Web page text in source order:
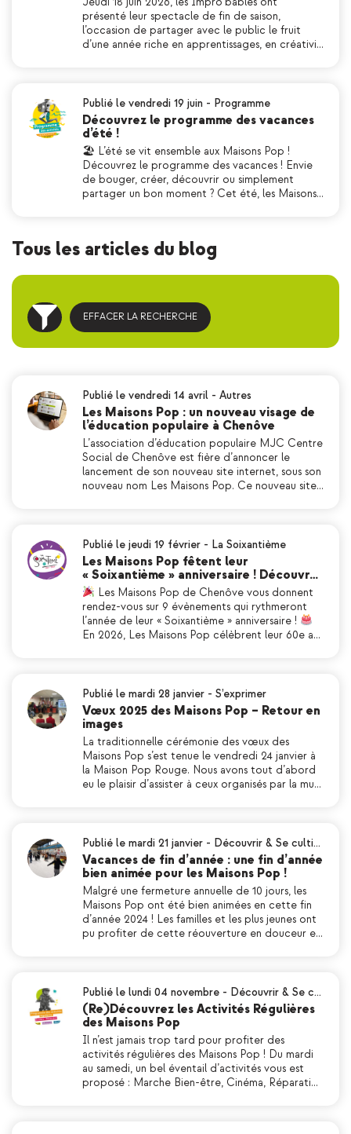
présenté leur spectacle de fin de saison,
l’occasion de partager avec le public le fruit
d’une année riche en apprentissages, en créativi…
Publié le vendredi 19 juin - Programme
Découvrez le programme des vacances
d’été !
🏖 L’été se vit ensemble aux Maisons Pop !
Découvrez le programme des vacances ! Envie
de bouger, créer, découvrir ou simplement
partager un bon moment ? Cet été, les Maisons…
Tous les articles du blog
EFFACER LA RECHERCHE
Publié le vendredi 14 avril - Autres
Les Maisons Pop : un nouveau visage de
l’éducation populaire à Chenôve
L’association d’éducation populaire MJC Centre
Social de Chenôve est fière d’annoncer le
lancement de son nouveau site internet, sous son
nouveau nom Les Maisons Pop. Ce nouveau site…
Publié le jeudi 19 février - La Soixantième
Les Maisons Pop fêtent leur
« Soixantième » anniversaire ! Découvr…
Les Maisons Pop de Chenôve vous donnent
rendez-vous sur 9 évènements qui rythmeront
l’année de leur « Soixantième » anniversaire !
En 2026, Les Maisons Pop célèbrent leur 60e a…
Publié le mardi 28 janvier - S’exprimer
Vœux 2025 des Maisons Pop – Retour en
images
La traditionnelle cérémonie des vœux des
Maisons Pop s’est tenue le vendredi 24 janvier à
la Maison Pop Rouge. Nous avons tout d’abord
eu le plaisir d’assister à ceux organisés par la mu…
Publié le mardi 21 janvier - Découvrir & Se culti…
Vacances de fin d’année : une fin d’année
bien animée pour les Maisons Pop !
Malgré une fermeture annuelle de 10 jours, les
Maisons Pop ont été bien animées en cette fin
d’année 2024 ! Les familles et les plus jeunes ont
pu profiter de cette réouverture en douceur e…
Publié le lundi 04 novembre - Découvrir & Se c…
(Re)Découvrez les Activités Régulières
des Maisons Pop
Il n’est jamais trop tard pour profiter des
activités régulières des Maisons Pop ! Du mardi
au samedi, un bel éventail d’activités vous est
proposé : Marche Bien-être, Cinéma, Réparati…